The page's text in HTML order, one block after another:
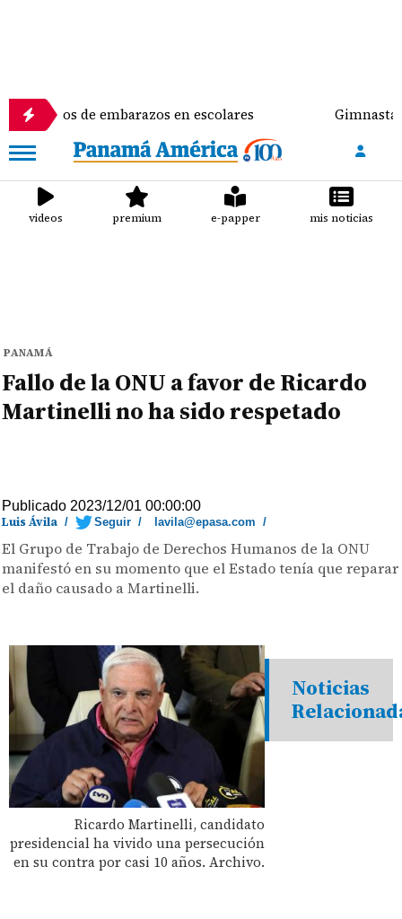
embarazos en escolares Gimnasta Alyiah Lide
videos premium e-papper mis noticias
PANAMÁ
Fallo de la ONU a favor de Ricardo
Martinelli no ha sido respetado
Publicado 2023/12/01 00:00:00
Luis Ávila / Seguir / lavila@epasa.com /
El Grupo de Trabajo de Derechos Humanos de la ONU
manifestó en su momento que el Estado tenía que reparar
el daño causado a Martinelli.
Ricardo Martinelli, candidato
presidencial ha vivido una persecución
en su contra por casi 10 años. Archivo.
Noticias